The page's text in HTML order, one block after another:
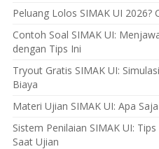
Peluang Lolos SIMAK UI 2026?
Contoh Soal SIMAK UI:
dengan Tips Ini
Tryout Gratis SIMAK UI:
Biaya
Materi Ujian SIMAK UI: Apa
Sistem Penilaian SIMAK UI:
Saat Ujian